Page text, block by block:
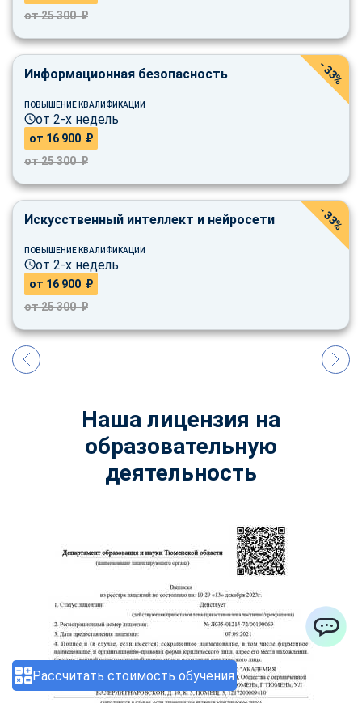
Рассчитать стоимость обучения
от 25 300 ₽
Информационная безопасность
ПОВЫШЕНИЕ КВАЛИФИКАЦИИ
от 2-х недель
от 16 900 ₽
от 25 300 ₽
- 33%
Искусственный интеллект и нейросети
ПОВЫШЕНИЕ КВАЛИФИКАЦИИ
от 2-х недель
от 16 900 ₽
от 25 300 ₽
- 33%
Наша лицензия на
образовательную
деятельность
Мессенджеры
Свяжитесь с нами через любой удобный мессенджер!
Telegram
Vkontakte
Max
ChatApp